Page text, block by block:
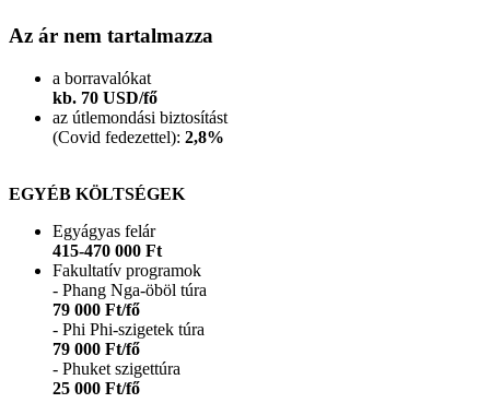
Az ár nem tartalmazza
a borravalókat
kb. 70 USD/fő
az útlemondási biztosítást
(Covid fedezettel): 2,8%
EGYÉB KÖLTSÉGEK
Egyágyas felár
415-470 000 Ft
Fakultatív programok
- Phang Nga-öböl túra
79 000 Ft/fő
- Phi Phi-szigetek túra
79 000 Ft/fő
- Phuket szigettúra
25 000 Ft/fő